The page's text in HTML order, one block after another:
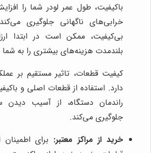
باکیفیت، طول عمر لودر شما را
خرابی‌های ناگهانی جلوگیری
بی‌کیفیت، ممکن است در ابتدا
بلندمدت هزینه‌های بیشتری را به
کیفیت قطعات، تاثیر مستقیم بر
دارد. استفاده از قطعات اصلی و
راندمان دستگاه، از آسیب دیدن
جلوگیری می‌کند.
خرید از مراکز معتبر: برای